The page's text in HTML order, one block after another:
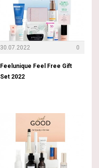
30.07.2022 0
Feelunique Feel Free Gift
Set 2022